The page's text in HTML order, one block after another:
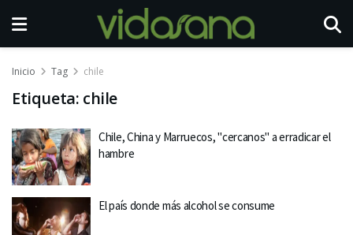
Inicio Tag chile
Etiqueta: chile
Chile, China y Marruecos, "cercanos" a erradicar el
hambre
El país donde más alcohol se consume